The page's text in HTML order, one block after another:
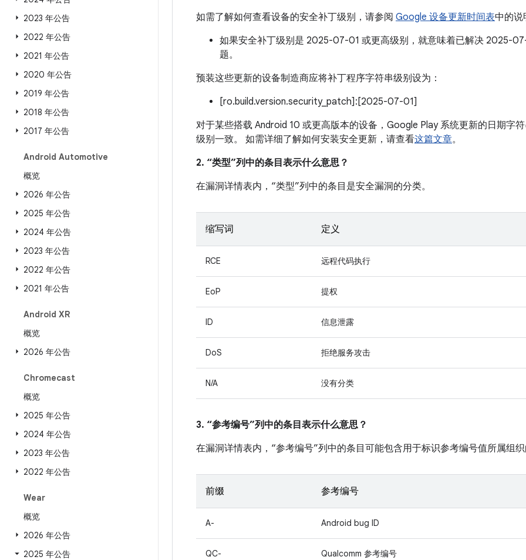
2023 年公告
2022 年公告
2021 年公告
2020 年公告
2019 年公告
2018 年公告
2017 年公告
Android Automotive
概览
2026 年公告
2025 年公告
2024 年公告
2023 年公告
2022 年公告
2021 年公告
Android XR
概览
2026 年公告
Chromecast
概览
2025 年公告
2024 年公告
2023 年公告
2022 年公告
Wear
概览
2026 年公告
2025 年公告
如需了解如何查看设备的安全补丁级别，请参阅 Google 设备更新时间表中的说
如果安全补丁级别是 2025-07-01 或更高级别，就意味着已解决 2025-
题。
预装这些更新的设备制造商应将补丁程序字符串级别设为：
[ro.build.version.security_patch]:[2025-07-01]
对于某些搭载 Android 10 或更高版本的设备，Google Play 系统更新的日期字
级别一致。 如需详细了解如何安装安全更新，请查看这篇文章。
2. “类型”列中的条目表示什么意思？
在漏洞详情表内，“类型”列中的条目是安全漏洞的分类。
缩写词 定义
RCE 远程代码执行
EoP 提权
ID 信息泄露
DoS 拒绝服务攻击
N/A 没有分类
3. “参考编号”列中的条目表示什么意思？
在漏洞详情表内，“参考编号”列中的条目可能包含用于标识参考编号值所属组
前缀 参考编号
A- Android bug ID
QC- Qualcomm 参考编号